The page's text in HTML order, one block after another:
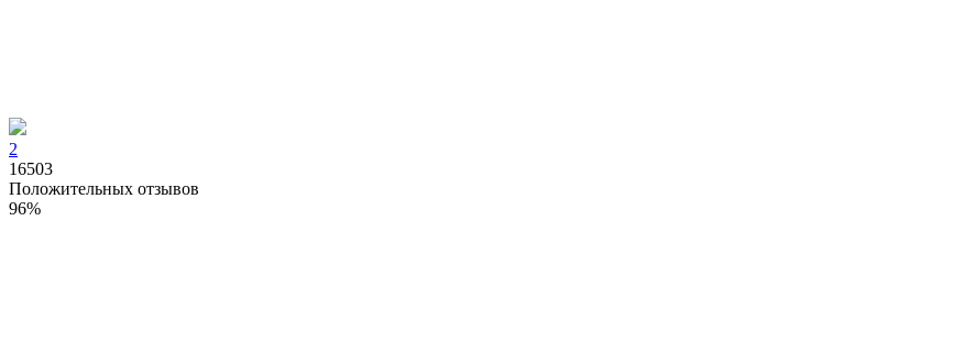
2
16503
Положительных отзывов
96%